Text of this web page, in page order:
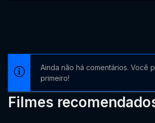
Ainda não há comentários. Você
primeiro!
Filmes